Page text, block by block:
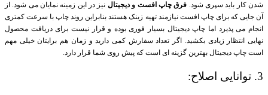
شدن کار باید سپری شود. فرق چاپ افست و دیجیتال نیز در این زمینه نمایان می شود. از
آن جایی که برای چاپ افست نیازمند تهیه زینک هستند بنابراین روند چاپ با سرعت کمتری
انجام می پذیرد اما چاپ دیجیتال بسیار فوری بوده و قرار نیست برای دریافت محصول
نهایی انتظار زیادی بکشید. اگر تعداد سفارش کمی دارید و زمان هم برایتان خیلی مهم
است چاپ دیجیتال بهترین گزینه ای است که پیش روی شما قرار دارد.
3. توانایی اصلاح: